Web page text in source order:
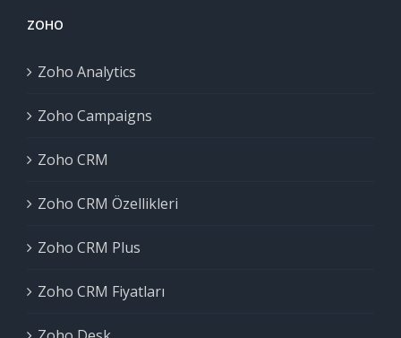
ZOHO
Zoho Analytics
Zoho Campaigns
Zoho CRM
Zoho CRM Özellikleri
Zoho CRM Plus
Zoho CRM Fiyatları